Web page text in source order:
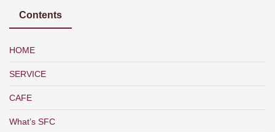
Contents
HOME
SERVICE
CAFE
What’s SFC